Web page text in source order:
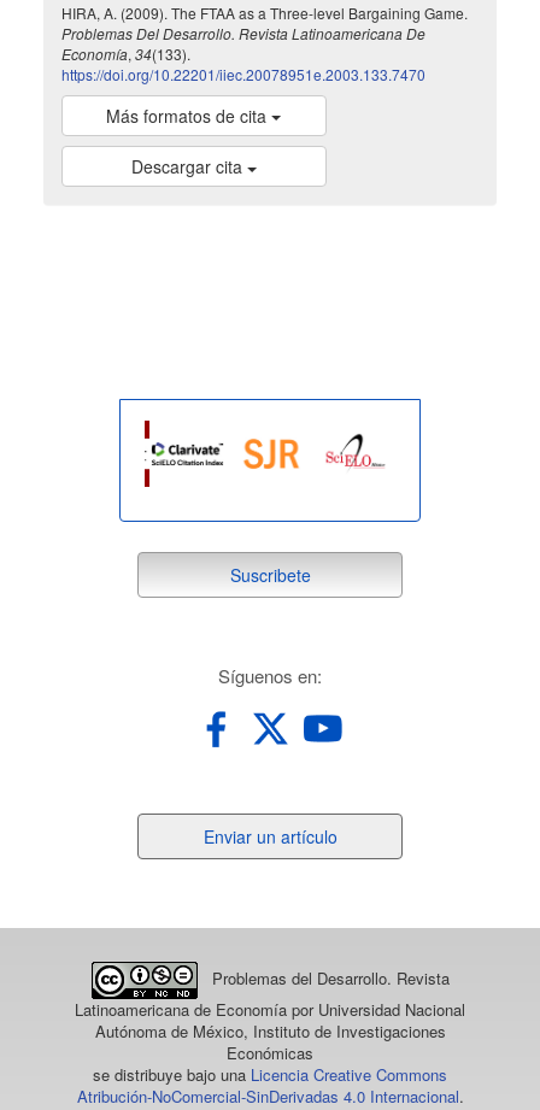
HIRA, A. (2009). The FTAA as a Three-level Bargaining Game.
Problemas Del Desarrollo. Revista Latinoamericana De
Economía, 34(133).
https://doi.org/10.22201/iiec.20078951e.2003.133.7470
Más formatos de cita
Descargar cita
suscribete
Suscribete
Síguenos en:
un
Enviar un artículo
Problemas del Desarrollo. Revista
Latinoamericana de Economía por Universidad Nacional
Autónoma de México, Instituto de Investigaciones
Económicas
se distribuye bajo una Licencia Creative Commons
Atribución-NoComercial-SinDerivadas 4.0 Internacional.